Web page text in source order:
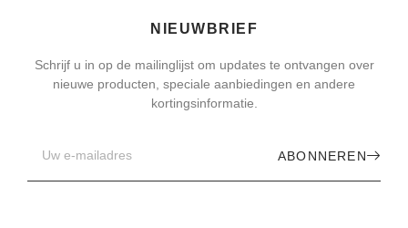
NIEUWBRIEF
Schrijf u in op de mailinglijst om updates te ontvangen over
nieuwe producten, speciale aanbiedingen en andere
kortingsinformatie.
ABONNEREN